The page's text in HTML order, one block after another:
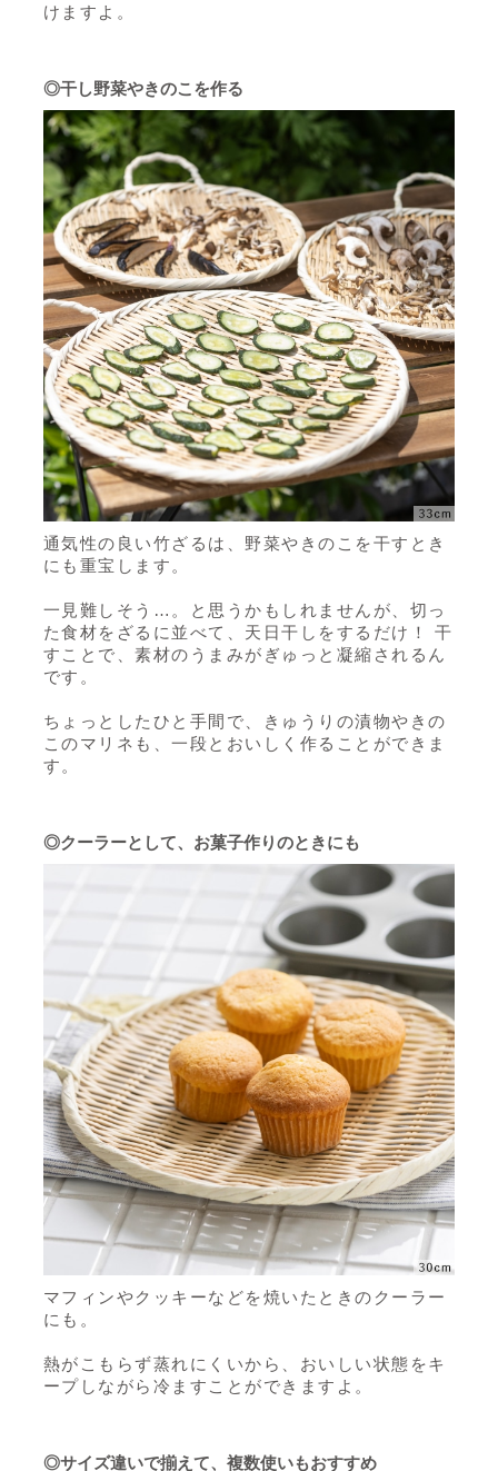
けますよ。
◎干し野菜やきのこを作る
通気性の良い竹ざるは、野菜やきのこを干すとき
にも重宝します。
一見難しそう…。と思うかもしれませんが、切っ
た食材をざるに並べて、天日干しをするだけ！ 干
すことで、素材のうまみがぎゅっと凝縮されるん
です。
ちょっとしたひと手間で、きゅうりの漬物やきの
このマリネも、一段とおいしく作ることができま
す。
◎クーラーとして、お菓子作りのときにも
マフィンやクッキーなどを焼いたときのクーラー
にも。
熱がこもらず蒸れにくいから、おいしい状態をキ
ープしながら冷ますことができますよ。
◎サイズ違いで揃えて、複数使いもおすすめ